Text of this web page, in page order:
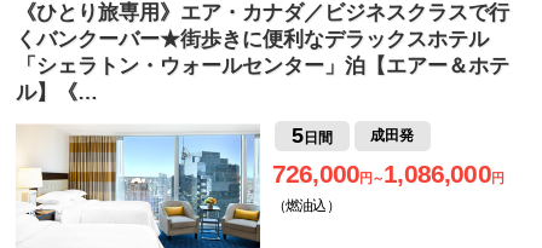
《ひとり旅専用》エア・カナダ／ビジネスクラスで行
くバンクーバー★街歩きに便利なデラックスホテル
「シェラトン・ウォールセンター」泊【エアー＆ホテ
ル】《…
5日間 成田発
726,000円～1,086,000円
（燃油込）